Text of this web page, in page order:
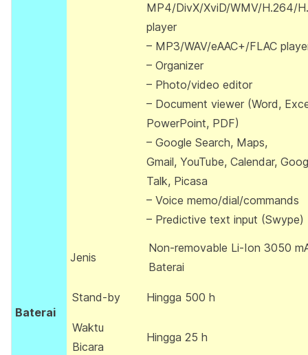
MP4/DivX/XviD/WMV/H.264/
player
– MP3/WAV/eAAC+/FLAC
– Organizer
– Photo/video editor
– Document viewer (Word,
PowerPoint, PDF)
– Google Search, Maps,
Gmail, YouTube, Calendar,
Talk, Picasa
– Voice memo/dial/commands
– Predictive text input (Swype)
Baterai
Jenis
Non-removable Li-Ion 3050
Baterai
Stand-by Hingga 500 h
Waktu
Bicara
Hingga 25 h